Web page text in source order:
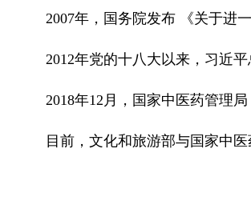
2007年，国务院发布 《关于进
2012年党的十八大以来，习近
2018年12 月，国家中医药管理局
目前，文化和旅游部与国家中